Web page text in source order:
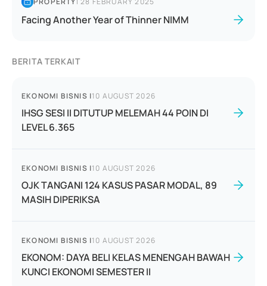
Facing Another Year of Thinner NIMM
BERITA TERKAIT
EKONOMI BISNIS |10 AUGUST 2026
IHSG SESI II DITUTUP MELEMAH 44 POIN DI
LEVEL 6.365
EKONOMI BISNIS |10 AUGUST 2026
OJK TANGANI 124 KASUS PASAR MODAL, 89
MASIH DIPERIKSA
EKONOMI BISNIS |10 AUGUST 2026
EKONOM: DAYA BELI KELAS MENENGAH BAWAH
KUNCI EKONOMI SEMESTER II